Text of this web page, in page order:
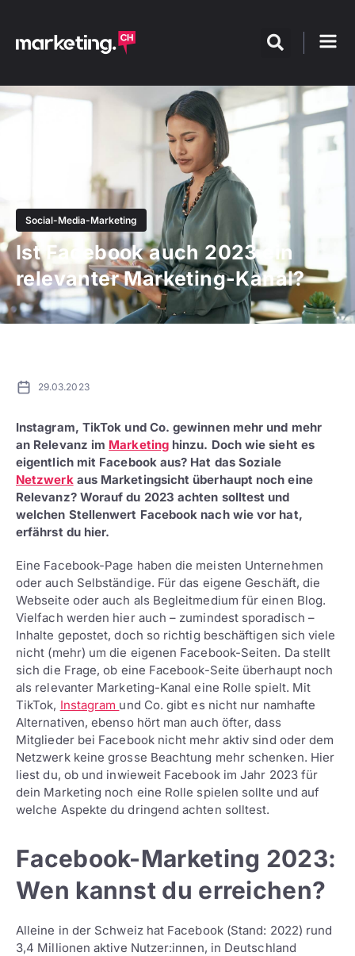
Social-Media-Marketing
Ist Facebook auch 2023 ein
relevanter Marketing-Kanal?
29.03.2023
Instagram, TikTok und Co. gewinnen mehr und mehr
an Relevanz im Marketinghinzu. Doch wie sieht es
eigentlich mit Facebook aus? Hat das Soziale
Netzwerkaus Marketingsicht überhaupt noch eine
Relevanz? Worauf du 2023 achten solltest und
welchen Stellenwert Facebook nach wie vor hat,
erfährst du hier.
Eine Facebook-Page haben die meisten Unternehmen
oder auch Selbständige. Für das eigene Geschäft, die
Webseite oder auch als Begleitmedium für einen Blog.
Vielfach werden hier auch – zumindest sporadisch –
Inhalte gepostet, doch so richtig beschäftigen sich viele
nicht (mehr) um die eigenen Facebook-Seiten. Da stellt
sich die Frage, ob eine Facebook-Seite überhaupt noch
als relevanter Marketing-Kanal eine Rolle spielt. Mit
TikTok, Instagram und Co. gibt es nicht nur namhafte
Alternativen, ebenso hört man auch öfter, dass
Mitglieder bei Facebook nicht mehr aktiv sind oder dem
Netzwerk keine grosse Beachtung mehr schenken. Hier
liest du, ob und inwieweit Facebook im Jahr 2023 für
dein Marketing noch eine Rolle spielen sollte und auf
welche Aspekte du dringend achten solltest.
Facebook-Marketing 2023:
Wen kannst du erreichen?
Alleine in der Schweiz hat Facebook (Stand: 2022) rund
3,4 Millionen aktive Nutzer:innen, in Deutschland